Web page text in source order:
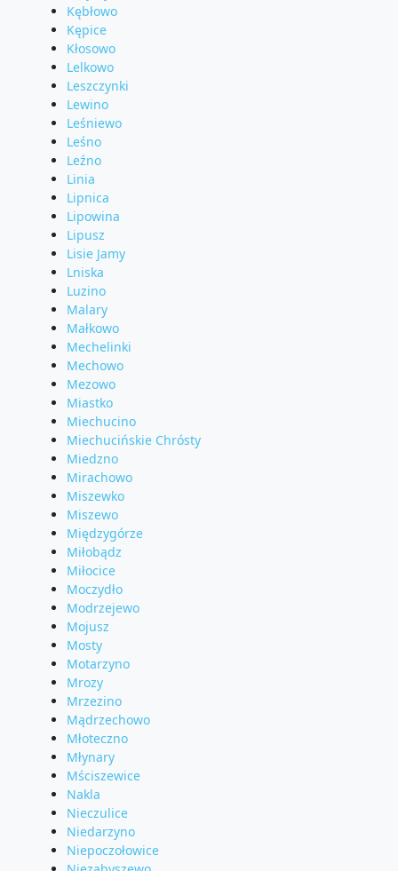
Kębłowo
Kępice
Kłosowo
Lelkowo
Leszczynki
Lewino
Leśniewo
Leśno
Leźno
Linia
Lipnica
Lipowina
Lipusz
Lisie Jamy
Lniska
Luzino
Malary
Małkowo
Mechelinki
Mechowo
Mezowo
Miastko
Miechucino
Miechucińskie Chrósty
Miedzno
Mirachowo
Miszewko
Miszewo
Międzygórze
Miłobądz
Miłocice
Moczydło
Modrzejewo
Mojusz
Mosty
Motarzyno
Mrozy
Mrzezino
Mądrzechowo
Młoteczno
Młynary
Mściszewice
Nakla
Nieczulice
Niedarzyno
Niepoczołowice